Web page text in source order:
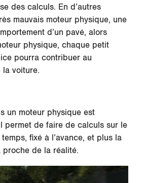
des calculs. En d’autres
mauvais moteur physique, une
d’un pavé, alors
physique, chaque petit
pourra contribuer au
la voiture.
un moteur physique est
permet de faire de calculs sur le
fixé à l’avance, et plus la
proche de la réalité.